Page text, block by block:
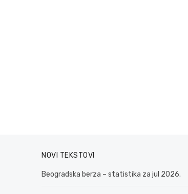
NOVI TEKSTOVI
Beogradska berza – statistika za jul 2026.